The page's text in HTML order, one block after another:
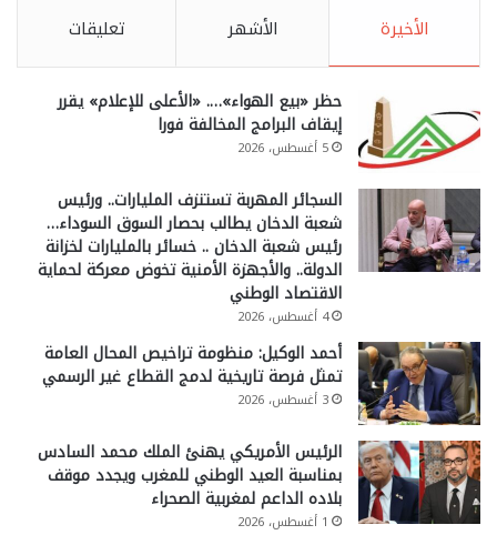
الأخيرة الأشهر تعليقات
حظر «بيع الهواء»…. «الأعلى للإعلام» يقرر
إيقاف البرامج المخالفة فورا
5 أغسطس، 2026
السجائر المهربة تستنزف المليارات.. ورئيس
شعبة الدخان يطالب بحصار السوق السوداء…
رئيس شعبة الدخان .. خسائر بالمليارات لخزانة
الدولة.. والأجهزة الأمنية تخوض معركة لحماية
الاقتصاد الوطني
4 أغسطس، 2026
أحمد الوكيل: منظومة تراخيص المحال العامة
تمثل فرصة تاريخية لدمج القطاع غير الرسمي
3 أغسطس، 2026
الرئيس الأمريكي يهنئ الملك محمد السادس
بمناسبة العيد الوطني للمغرب ويجدد موقف
بلاده الداعم لمغربية الصحراء
1 أغسطس، 2026